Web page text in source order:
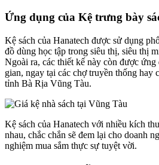
Ứng dụng của Kệ trưng bày
Kệ sách của Hanatech được sử dụng
đồ dùng học tập trong siêu thị, siêu thị
Ngoài ra, các thiết kế này còn được
gian, ngay tại các chợ truyền thống hay
tỉnh Bà Rịa Vũng Tàu.
Kệ sách của Hanatech với nhiều kích
nhau, chắc chắn sẽ đem lại cho doanh
nghiệm mua sắm thực sự tuyệt vời.